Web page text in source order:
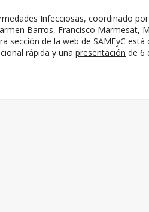
Infecciosas, coordinado
Barros, Francisco Marmesat,
sección de la web de SAMFyC
rápida y una presentación de 6